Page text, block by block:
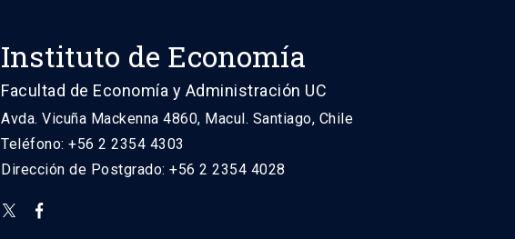
Instituto de Economía
Facultad de Economía y Administración UC
Avda. Vicuña Mackenna 4860, Macul. Santiago, Chile
Teléfono: +56 2 2354 4303
Dirección de Postgrado: +56 2 2354 4028